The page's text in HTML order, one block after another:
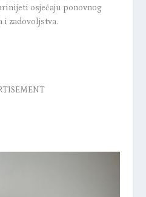
osjećaju ponovnog
i zadovoljstva.